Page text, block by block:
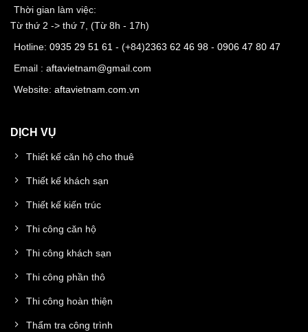
Thời gian làm việc:
Từ thứ 2 -> thứ 7, (Từ 8h - 17h)
Hotline: 0935 29 51 61 - (+84)2363 62 46 98 - 0906 47 80 47
Email : aftavietnam@gmail.com
Website: aftavietnam.com.vn
DỊCH VỤ
Thiết kế căn hộ cho thuê
Thiết kế khách sạn
Thiết kế kiến trúc
Thi công căn hộ
Thi công khách sạn
Thi công phần thô
Thi công hoàn thiện
Thẩm tra công trình